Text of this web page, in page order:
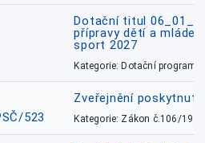
Dotační titul
přípravy dětí a
sport 2027
Kategorie: Dotační
523
Zveřejnění
Kategorie: Zákon č.106/1999